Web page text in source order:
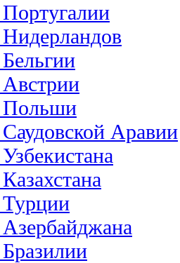
Польши
Аравии